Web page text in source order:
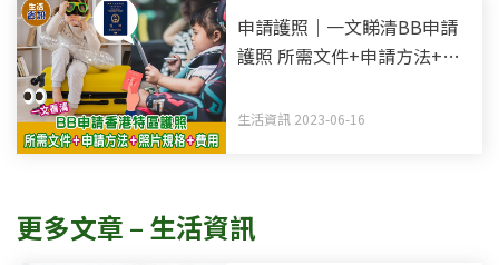
申請護照｜一文睇清BB申請
護照 所需文件+申請方法+照
生活資訊 2023-06-16
更多文章 – 生活資訊